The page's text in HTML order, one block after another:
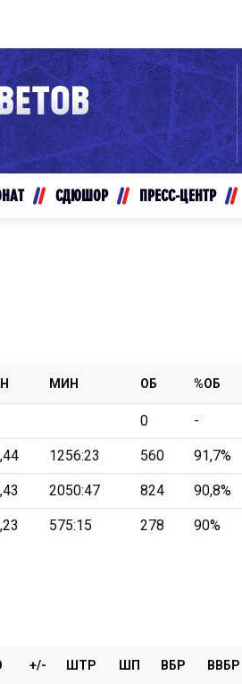
Конференция «Восток»
Дивизион Золотой
Авто
Чайка
Дивизион Серебряный
Красноярские Рыси
Ладья
СДЮШОР ПРЕСС-ЦЕНТР
МИН ОБ %ОБ
0 -
1256:23 560 91,7%
2050:47 824 90,8%
575:15 278 90%
+/- ШТР ШП ВБР ВВБР